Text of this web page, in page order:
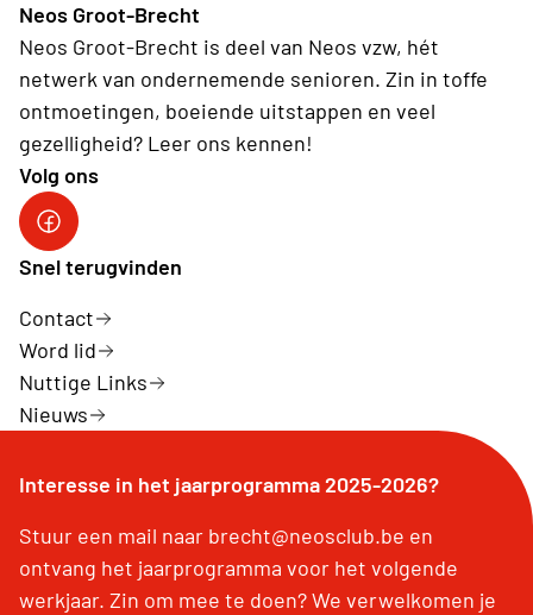
Neos Groot-Brecht
Neos Groot-Brecht is deel van Neos vzw, hét
netwerk van ondernemende senioren. Zin in toffe
ontmoetingen, boeiende uitstappen en veel
gezelligheid? Leer ons kennen!
Volg ons
Facebook Neos Groot Brecht
Snel terugvinden
Contact
Word lid
Nuttige Links
Nieuws
Interesse in het jaarprogramma 2025-2026?
Stuur een mail naar brecht@neosclub.be en
ontvang het jaarprogramma voor het volgende
werkjaar. Zin om mee te doen? We verwelkomen je